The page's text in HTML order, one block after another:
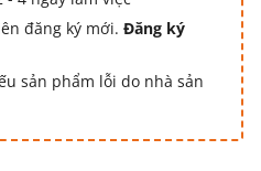
đăng ký mới. Đăng ký
sản phẩm lỗi do nhà sản